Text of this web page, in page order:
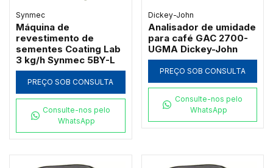
Synmec
Máquina de
revestimento de
sementes Coating Lab
3 kg/h Synmec 5BY-L
PREÇO SOB CONSULTA
Consulte-nos pelo
WhatsApp
Dickey-John
Analisador de umidade
para café GAC 2700-
UGMA Dickey-John
PREÇO SOB CONSULTA
Consulte-nos pelo
WhatsApp